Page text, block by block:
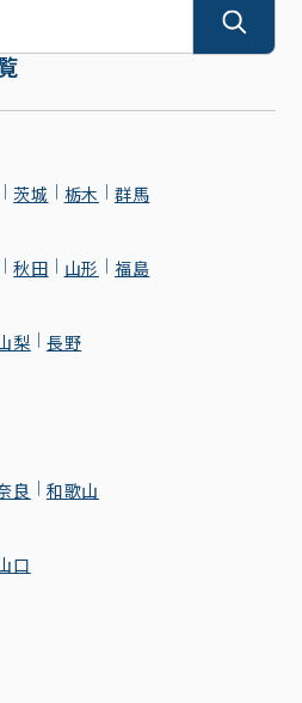
茨城 栃木
群馬
秋田 山形
福島
梨
長野
良
和歌山
口